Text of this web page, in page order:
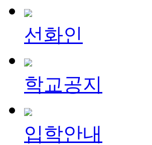
선화인
학교공지
입학안내